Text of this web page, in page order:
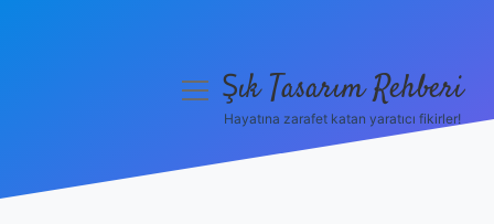
menüyüŞık Tasarım Rehberi
Hayatına zarafet katan yaratıcı fikirler!